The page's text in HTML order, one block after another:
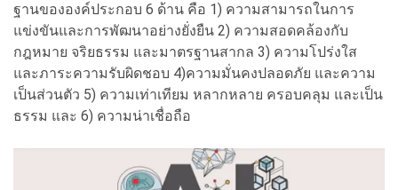
ฐานขององค์ประกอบ 6 ด้าน คือ 1) ความสามารถในการ
แข่งขันและการพัฒนาอย่างยั่งยืน 2) ความสอดคล้องกับ
กฎหมาย จริยธรรม และมาตรฐานสากล 3) ความโปร่งใส
และภาระความรับผิดชอบ 4)ความมั่นคงปลอดภัย และความ
เป็นส่วนตัว 5) ความเท่าเทียม หลากหลาย ครอบคลุม และเป็น
ธรรม และ 6) ความน่าเชื่อถือ